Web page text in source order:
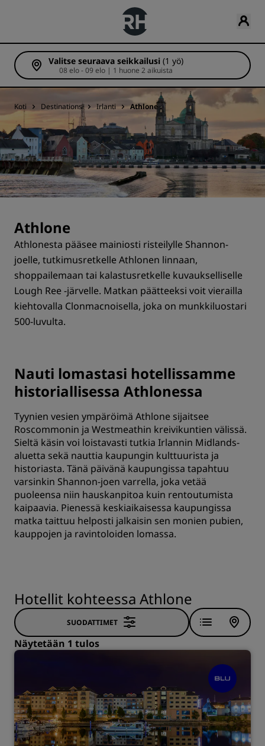
Valitse seuraava seikkailusi (1 yö)
08 elo - 09 elo | 1 huone 2 aikuista
Koti Destinations Irlanti Athlone
Athlone
Athlonesta pääsee mainiosti risteilylle Shannon-
joelle, tutkimusretkelle Athlonen linnaan,
shoppailemaan tai kalastusretkelle kuvaukselliselle
Lough Ree -järvelle. Matkan päätteeksi voit vierailla
kiehtovalla Clonmacnoisella, joka on munkkiluostari
500-luvulta.
Nauti lomastasi hotellissamme
historiallisessa Athlonessa
Tyynien vesien ympäröimä Athlone sijaitsee
Roscommonin ja Westmeathin kreivikuntien välissä.
Sieltä käsin voi loistavasti tutkia Irlannin Midlands-
aluetta sekä nauttia kaupungin kulttuurista ja
historiasta. Tänä päivänä kaupungissa tapahtuu
varsinkin Shannon-joen varrella, joka vetää
puoleensa niin hauskanpitoa kuin rentoutumista
kaipaavia. Pienessä keskiaikaisessa kaupungissa
matka taittuu helposti jalkaisin sen monien pubien,
kauppojen ja ravintoloiden lomassa.
Hotellit kohteessa Athlone
SUODATTIMET
Näytetään 1 tulos